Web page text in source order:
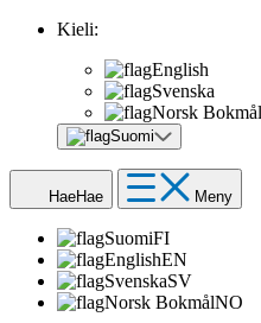
Kieli:
English
Svenska
Norsk Bokmål
Suomi
HaeHae Meny
SuomiFI
EnglishEN
SvenskaSV
Norsk BokmålNO